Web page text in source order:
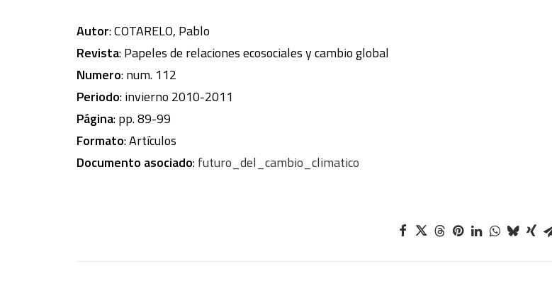
Autor: COTARELO, Pablo
Revista: Papeles de relaciones ecosociales y cambio global
Numero: num. 112
Periodo: invierno 2010-2011
Página: pp. 89-99
Formato: Artículos
Documento asociado:futuro_del_cambio_climatico